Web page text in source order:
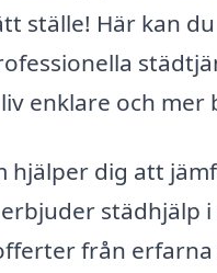
ställe! Här kan
enklare och mer
hjälper dig att
städhjälp
från